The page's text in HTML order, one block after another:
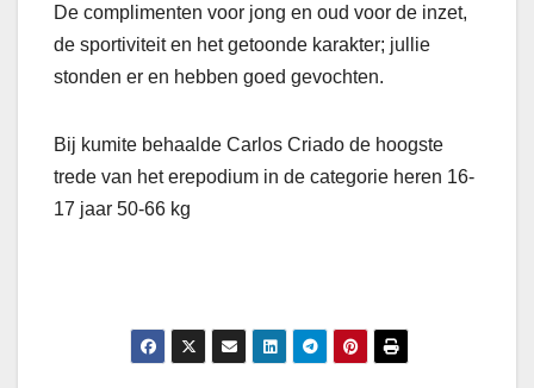
De complimenten voor jong en oud voor de inzet,
de sportiviteit en het getoonde karakter; jullie
stonden er en hebben goed gevochten.
Bij kumite behaalde Carlos Criado de hoogste
trede van het erepodium in de categorie heren 16-
17 jaar 50-66 kg